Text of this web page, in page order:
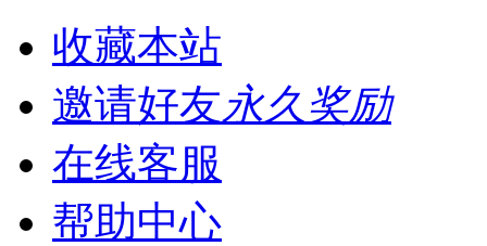
收藏本站
邀请好友永久奖励
在线客服
帮助中心